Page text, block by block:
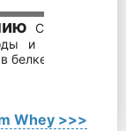
Смешайте
и
белке.
Whey >>>